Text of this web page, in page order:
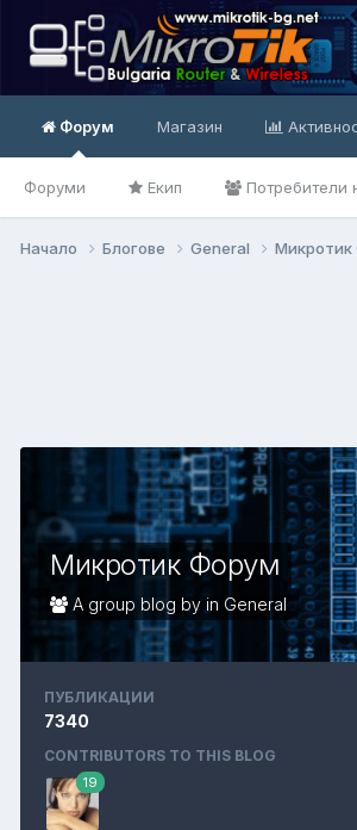
Форум
Форуми Екип Потребители
Магазин
Начало Блогове General
Микротик Форум
A group blog by in General
ПУБЛИКАЦИИ
7340
CONTRIBUTORS TO THIS BLOG
19